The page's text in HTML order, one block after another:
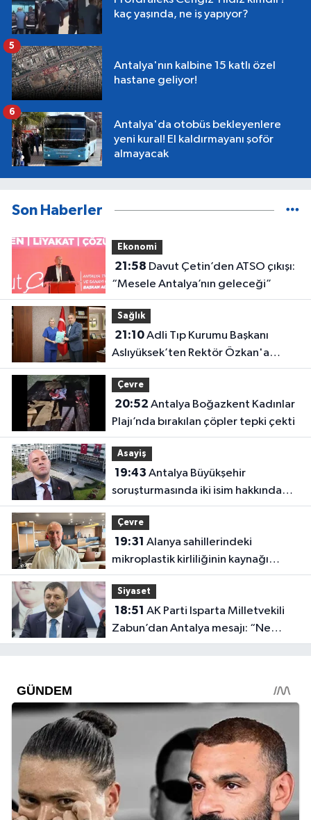
kaç yaşında, ne iş yapıyor?
Antalya'nın kalbine 15 katlı özel
hastane geliyor!
5
Antalya'da otobüs bekleyenlere
yeni kural! El kaldırmayanı şoför
almayacak
6
Son Haberler
Ekonomi
21:58
“Mesele Antalya’nın geleceği”
Sağlık
21:10Adli Tıp Kurumu Başkanı
Aslıyüksek’ten Rektör Özkan'a
davet
Çevre
20:52
Plajı’nda bırakılan çöpler tepki çekti
Asayiş
19:43
soruşturmasında iki isim hakkında
yeni karar
Çevre
19:31
mikroplastik kirliliğinin kaynağı
açıklandı
Siyaset
18:51
Zabun’dan Antalya mesajı: “Ne
dediysek o”